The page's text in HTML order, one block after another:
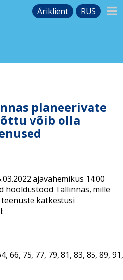
Äriklient RUS
planeerivate
võib olla
ajavahemikus 14:00
hooldustööd Tallinnas, mille
teenuste katkestusi
66, 75, 77, 79, 81, 83, 85, 89,